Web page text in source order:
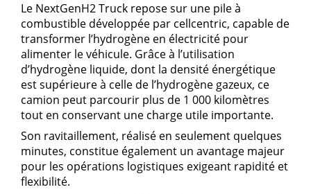
Le NextGenH2 Truck repose sur une pile à
combustible développée par cellcentric, capable de
transformer l’hydrogène en électricité pour
alimenter le véhicule. Grâce à l’utilisation
d’hydrogène liquide, dont la densité énergétique
est supérieure à celle de l’hydrogène gazeux, ce
camion peut parcourir plus de 1 000 kilomètres
tout en conservant une charge utile importante.
Son ravitaillement, réalisé en seulement quelques
minutes, constitue également un avantage majeur
pour les opérations logistiques exigeant rapidité et
flexibilité.